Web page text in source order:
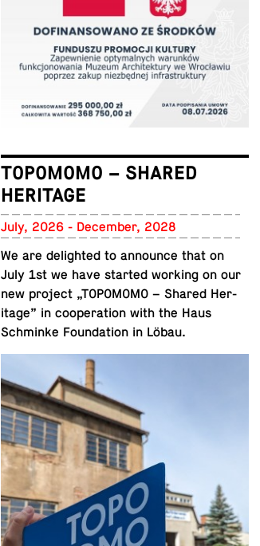
TOPOMOMO – SHARED
HERITAGE
July, 2026 - De­cem­ber, 2028
We are de­lighted to an­nounce that on
July 1st we have started working on our
new project „TOPO­MOMO – Shared Her­
itage” in co­op­er­a­tion with the Haus
Schminke Foun­da­tion in Löbau.